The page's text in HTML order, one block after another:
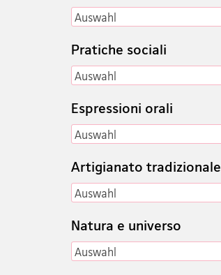
Auswahl
Auswahl
Pratiche sociali
Auswahl
Auswahl
Espressioni orali
Auswahl
Auswahl
Artigianato tradizionale
Auswahl
Auswahl
Natura e universo
Auswahl
Auswahl